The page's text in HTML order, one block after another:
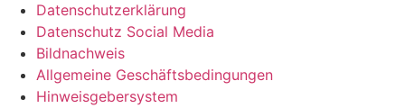
Datenschutzerklärung
Datenschutz Social Media
Bildnachweis
Allgemeine Geschäftsbedingungen
Hinweisgebersystem